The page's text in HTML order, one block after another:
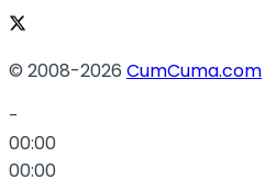
© 2008-2026 CumCuma.com
-
00:00
00:00